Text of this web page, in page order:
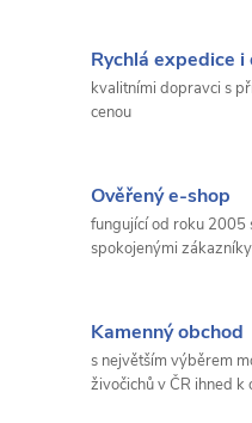
Rychlá expedice i
kvalitními dopravci s
cenou
Ověřený e-shop
fungující od roku 2005
spokojenými zákazníky
Kamenný obchod
s největším výběrem
živočichů v ČR ihned k